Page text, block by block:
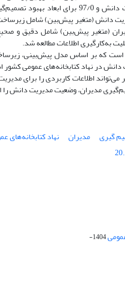
برای زیرساخت و وضعیت مدیریت
دانش (متغیر پیش‌­بین) شامل
(متغیر پیش‌­بین) شامل دقیق و
به‌کارگیری اطلاعات مطالعه شد.
که بر اساس مدل پیش­‌بینی،
در نهاد کتابخانه‌های عمومی
میتواند اطلاعات کاربردی را برای
مدیران، وضعیت مدیریت دانش را
گیری مدیران
نهاد کتابخانه‌های
1404-